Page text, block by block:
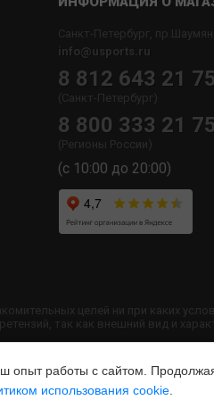
Санкт-Петербург,
info@usports.ru
8 812 643 21 75
(Санкт-Петербург)
8 800 333 21 75
(Регионы России)
(с 10:00 до 20:00)
целей ни при каких
так как внешний вид и
с администрацией USPORTS
опыт работы с сайтом.
использования cookie